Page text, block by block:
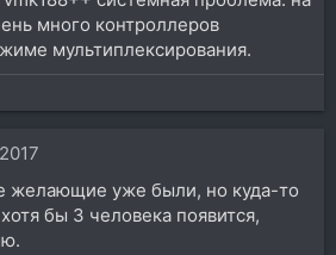
много контроллеров
мультиплексирования.
желающие уже были, но куда-то
бы 3 человека появится,